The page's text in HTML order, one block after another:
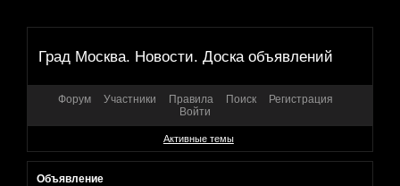
Град Москва. Новости. Доска объявлений
Форум Участники Правила Поиск
Регистрация
Войти
Активные темы
Объявление